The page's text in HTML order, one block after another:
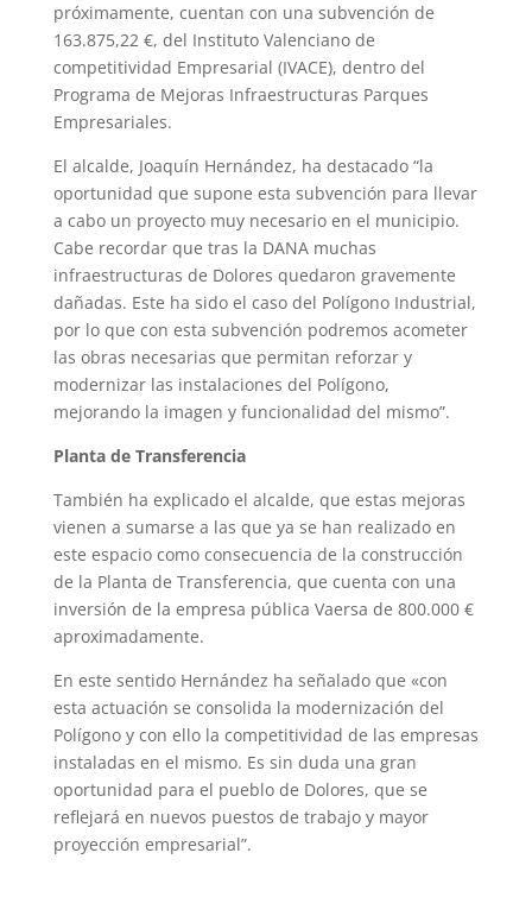
próximamente, cuentan con una subvención de
163.875,22 €, del Instituto Valenciano de
competitividad Empresarial (IVACE), dentro del
Programa de Mejoras Infraestructuras Parques
Empresariales.
El alcalde, Joaquín Hernández, ha destacado “la
oportunidad que supone esta subvención para llevar
a cabo un proyecto muy necesario en el municipio.
Cabe recordar que tras la DANA muchas
infraestructuras de Dolores quedaron gravemente
dañadas. Este ha sido el caso del Polígono Industrial,
por lo que con esta subvención podremos acometer
las obras necesarias que permitan reforzar y
modernizar las instalaciones del Polígono,
mejorando la imagen y funcionalidad del mismo”.
Planta de Transferencia
También ha explicado el alcalde, que estas mejoras
vienen a sumarse a las que ya se han realizado en
este espacio como consecuencia de la construcción
de la Planta de Transferencia, que cuenta con una
inversión de la empresa pública Vaersa de 800.000 €
aproximadamente.
En este sentido Hernández ha señalado que «con
esta actuación se consolida la modernización del
Polígono y con ello la competitividad de las empresas
instaladas en el mismo. Es sin duda una gran
oportunidad para el pueblo de Dolores, que se
reflejará en nuevos puestos de trabajo y mayor
proyección empresarial”.